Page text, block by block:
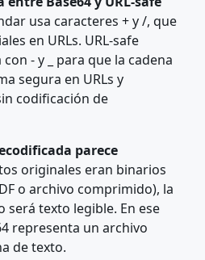
usa caracteres + y /, que
en URLs. URL-safe
- y _ para que la cadena
segura en URLs y
codificación de
parece
originales eran binarios
o archivo comprimido), la
será texto legible. En ese
representa un archivo
de texto.